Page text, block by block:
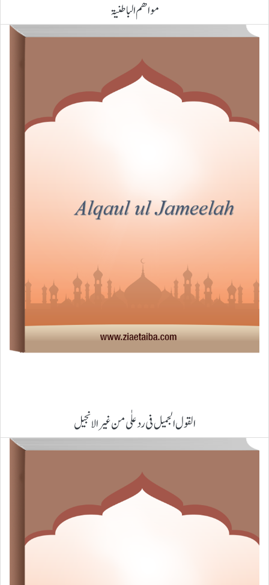
مواھم الباطنیۃ
القول الجمیل فی رد علٰی من غیر الانجیل